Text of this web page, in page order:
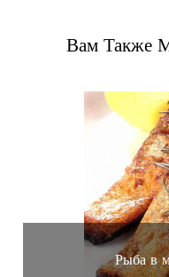
Вам Также
Рыба в